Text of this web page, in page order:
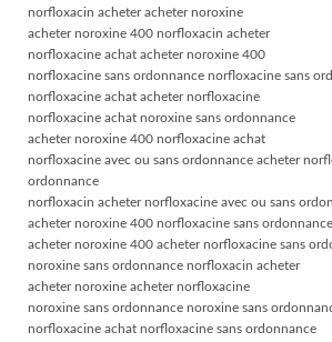
norfloxacin acheter acheter noroxine
acheter noroxine 400 norfloxacin acheter
norfloxacine achat acheter noroxine 400
norfloxacine sans ordonnance norfloxacine sans
norfloxacine achat acheter norfloxacine
norfloxacine achat noroxine sans ordonnance
acheter noroxine 400 norfloxacine achat
norfloxacine avec ou sans ordonnance acheter
ordonnance
norfloxacin acheter norfloxacine avec ou sans
acheter noroxine 400 norfloxacine sans ordonnance
acheter noroxine 400 acheter norfloxacine sans
noroxine sans ordonnance norfloxacin acheter
acheter noroxine acheter norfloxacine
noroxine sans ordonnance noroxine sans
norfloxacine achat norfloxacine sans ordonnance